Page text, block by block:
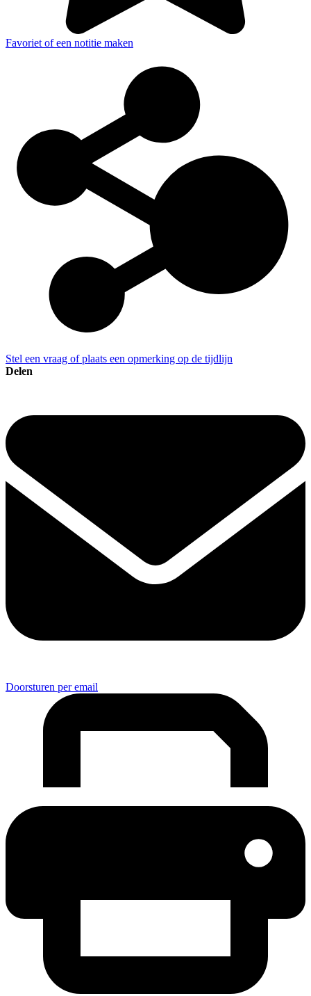
Favoriet of een notitie maken
Stel een vraag of plaats een opmerking op de tijdlijn
Delen
Doorsturen per email